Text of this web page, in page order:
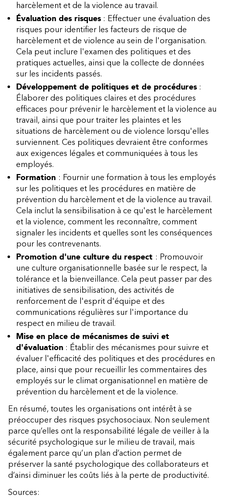
harcèlement et de la violence au travail.
Évaluation des risques : Effectuer une évaluation des
risques pour identifier les facteurs de risque de
harcèlement et de violence au sein de l'organisation.
Cela peut inclure l'examen des politiques et des
pratiques actuelles, ainsi que la collecte de données
sur les incidents passés.
Développement de politiques et de procédures :
Élaborer des politiques claires et des procédures
efficaces pour prévenir le harcèlement et la violence au
travail, ainsi que pour traiter les plaintes et les
situations de harcèlement ou de violence lorsqu'elles
surviennent. Ces politiques devraient être conformes
aux exigences légales et communiquées à tous les
employés.
Formation : Fournir une formation à tous les employés
sur les politiques et les procédures en matière de
prévention du harcèlement et de la violence au travail.
Cela inclut la sensibilisation à ce qu'est le harcèlement
et la violence, comment les reconnaître, comment
signaler les incidents et quelles sont les conséquences
pour les contrevenants.
Promotion d'une culture du respect : Promouvoir
une culture organisationnelle basée sur le respect, la
tolérance et la bienveillance. Cela peut passer par des
initiatives de sensibilisation, des activités de
renforcement de l'esprit d'équipe et des
communications régulières sur l'importance du
respect en milieu de travail.
Mise en place de mécanismes de suivi et
d'évaluation : Établir des mécanismes pour suivre et
évaluer l'efficacité des politiques et des procédures en
place, ainsi que pour recueillir les commentaires des
employés sur le climat organisationnel en matière de
prévention du harcèlement et de la violence.
En résumé, toutes les organisations ont intérêt à se
préoccuper des risques psychosociaux. Non seulement
parce qu’elles ont la responsabilité légale de veiller à la
sécurité psychologique sur le milieu de travail, mais
également parce qu’un plan d’action permet de
préserver la santé psychologique des collaborateurs et
d’ainsi diminuer les coûts liés à la perte de productivité.
Sources: